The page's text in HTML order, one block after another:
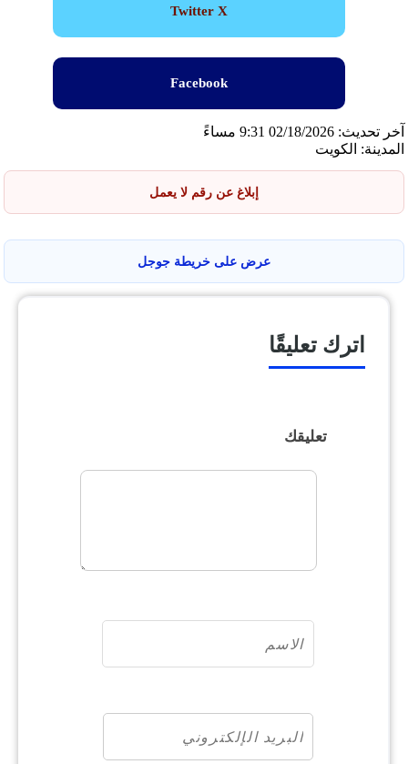
Twitter X
Facebook
آخر تحديث: 02/18/2026 9:31 مساءً
المدينة: الكويت
إبلاغ عن رقم لا يعمل
عرض على خريطة جوجل
اترك تعليقًا
تعليقك